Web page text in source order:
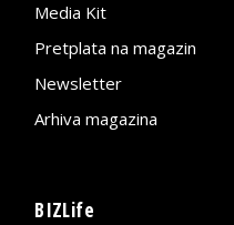
Media Kit
Pretplata na magazin
Newsletter
Arhiva magazina
BIZLife